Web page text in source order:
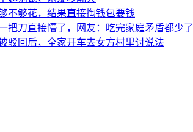
不够花，结果直接掏钱包要钱
把刀直接懵了，网友：吃完家庭矛盾都少了
驳回后，全家开车去女方村里讨说法